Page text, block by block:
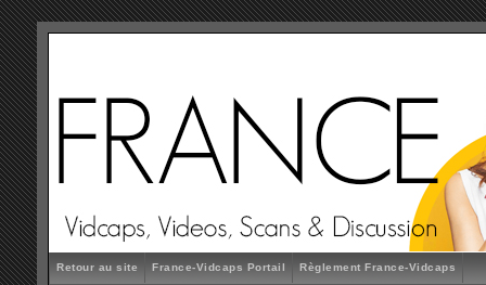
Retour au site France-Vidcaps Portail Règlement France-Vidcaps